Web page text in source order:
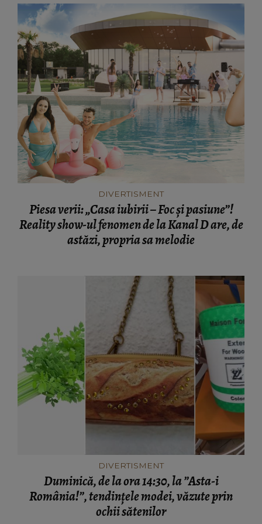
DIVERTISMENT
Piesa verii: „Casa iubirii – Foc și pasiune”!
Reality show-ul fenomen de la Kanal D are, de
astăzi, propria sa melodie
DIVERTISMENT
Duminică, de la ora 14:30, la ”Asta-i
România!”, tendințele modei, văzute prin
ochii sătenilor